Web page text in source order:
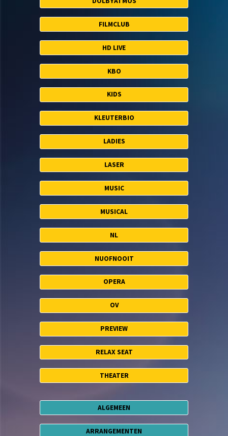
FILMCLUB
HD LIVE
KBO
KIDS
KLEUTERBIO
LADIES
LASER
MUSIC
MUSICAL
NL
NUOFNOOIT
OPERA
OV
PREVIEW
RELAX SEAT
THEATER
ALGEMEEN
ARRANGEMENTEN